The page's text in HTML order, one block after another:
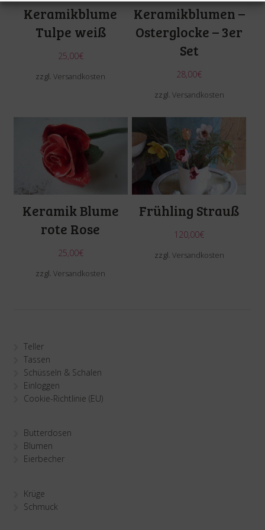
Keramikblume
Tulpe weiß
25,00€
zzgl.Versandkosten
Keramikblumen –
Osterglocke – 3er
Set
28,00€
zzgl. Versandkosten
Keramik Blume
rote Rose
25,00€
zzgl.Versandkosten
Frühling Strauß
120,00€
zzgl. Versandkosten
Teller
Tassen
Schüsseln & Schalen
Einloggen
Cookie-Richtlinie (EU)
Butterdosen
Blumen
Eierbecher
Krüge
Schmuck